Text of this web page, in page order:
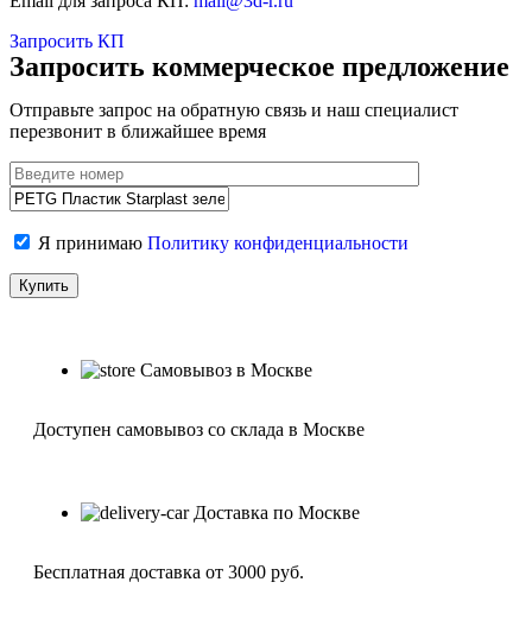
Запросить КП
Запросить коммерческое предложение
Отправьте запрос на обратную связь и наш специалист
перезвонит в ближайшее время
Я принимаю Политику конфиденциальности
Самовывоз в Москве
Доступен самовывоз со склада в Москве
Доставка по Москве
Бесплатная доставка от 3000 руб.